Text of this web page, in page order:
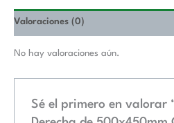
Valoraciones (0)
No hay valoraciones aún.
Sé el primero en valorar